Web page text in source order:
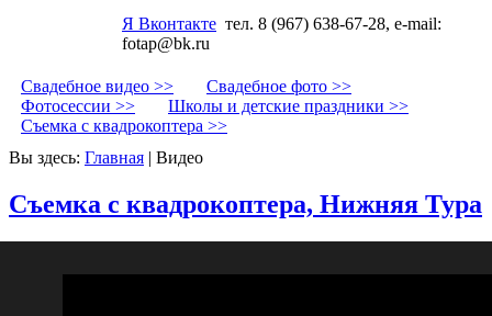
Я Вконтакте тел. 8 (967) 638-67-28, e-mail:
fotap@bk.ru
Свадебное видео >>
Свадебное фото >>
Фотосессии >>
Школы и детские праздники >>
Съемка с квадрокоптера >>
Вы здесь: Главная | Видео
Съемка с квадрокоптера, Нижняя Тура